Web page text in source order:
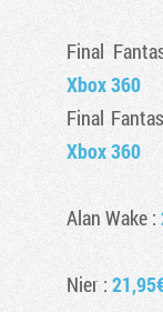
Final
Xbox 360
Final
Xbox 360
Alan Wake :
Nier :